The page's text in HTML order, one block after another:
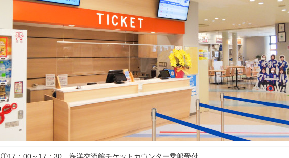
①17：00～17：30 海洋交流館チケットカウンター乗船受付